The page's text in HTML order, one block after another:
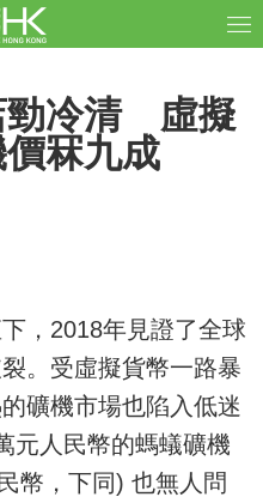
勁冷清 虛擬
冧九成
，2018年見證了全球
。受虛擬貨幣一路暴
礦機市場也陷入低迷
元人民幣的螞蟻礦機
幣，下同) 也無人問